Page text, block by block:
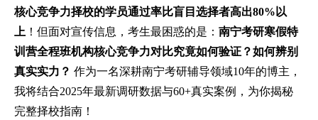
核心竞争力择校的学员通过率比盲目选择者高出80%以
上 ！但面对宣传信息，考生最困惑的是： 南宁考研寒假特
训营全程班机构核心竞争力对比究竟如何验证？如何辨别
真实实力？ 作为一名深耕南宁考研辅导领域10年的博主，
我将结合2025年最新调研数据与60+真实案例，为你揭秘
完整择校指南！